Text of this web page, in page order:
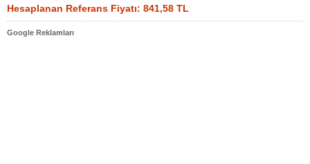
Hesaplanan Referans Fiyatı: 841,58 TL
Google Reklamları